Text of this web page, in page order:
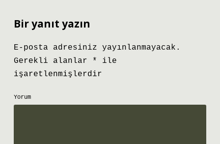
Bir yanıt yazın
E-posta adresiniz yayınlanmayacak.
Gerekli alanlar
*
ile
işaretlenmişlerdir
Yorum